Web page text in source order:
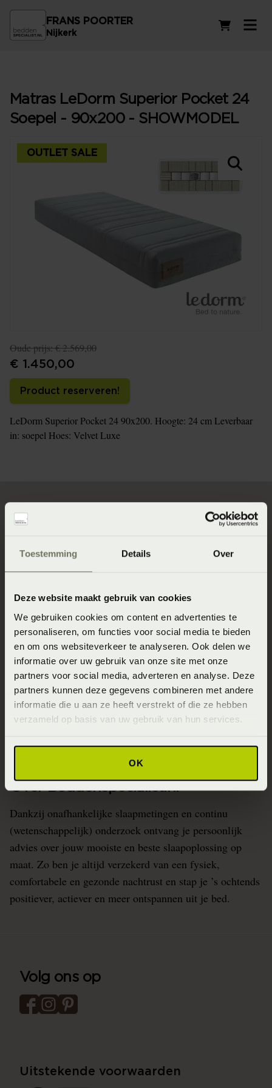
Toestemming Details Over
Deze website maakt gebruik van cookies
We gebruiken cookies om content en advertenties te
personaliseren, om functies voor social media te bieden
en om ons websiteverkeer te analyseren. Ook delen we
informatie over uw gebruik van onze site met onze
partners voor social media, adverteren en analyse. Deze
partners kunnen deze gegevens combineren met andere
informatie die u aan ze heeft verstrekt of die ze hebben
verzameld op basis van uw gebruik van hun services.
OK
FRANS POORTER
Nijkerk
Matras LeDorm Superior Pocket 24
Soepel - 90x200 - SHOWMODEL
OUTLET SALE
Oude prijs:€ 2.569,00
€ 1.450,00
Product reserveren!
LeDorm Superior Pocket 24 90x200. Hoogte: 24 cm Leverbaar
in: soepel Hoes: Velvet Luxe
Direct naar
Slaapgedrag Thuismeting
SlaapKwaliteit Score™
Winkels
Assortiment
Ontwerp jouw bed in 3D!
Slaapfysio
Blogs over slapen
Beddenspecialist Business
Duurzaam Ondernemen
Veelgestelde vragen
Over Beddenspecialist.nl
Dankzij onafhankelijke slaapmetingen en continu
(wetenschappelijk) onderzoek ontvang je persoonlijk
advies over jouw mooiste en beste slaapoplossing op
maat. Zo ben je altijd verzekerd van een fysiek,
comfortabele en gezonde nachtrust en stap je ’s ochtends
positiever, actiever en meer ontspannen uit je bed.
Volg ons op
Uitstekende voorwaarden